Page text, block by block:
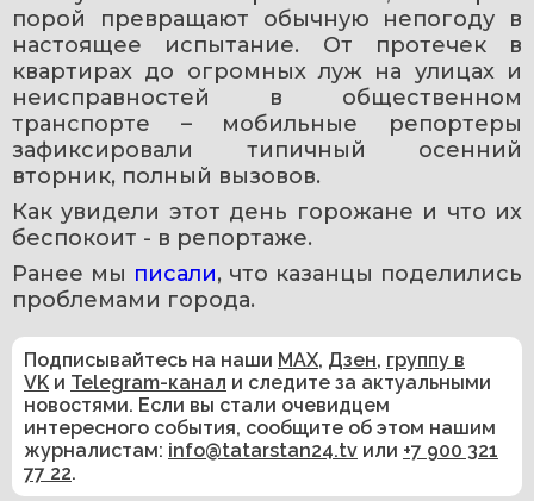
порой превращают обычную непогоду в
настоящее испытание. От протечек в
квартирах до огромных луж на улицах и
неисправностей в общественном
транспорте – мобильные репортеры
зафиксировали типичный осенний
вторник, полный вызовов.
Как увидели этот день горожане и что их
беспокоит - в репортаже.
Ранее мы писали, что казанцы поделились
проблемами города.
Подписывайтесь на наши MAX, Дзен, группу в
VK и Telegram-канал и следите за актуальными
новостями. Если вы стали очевидцем
интересного события, сообщите об этом нашим
журналистам: info@tatarstan24.tv или +7 900 321
77 22.